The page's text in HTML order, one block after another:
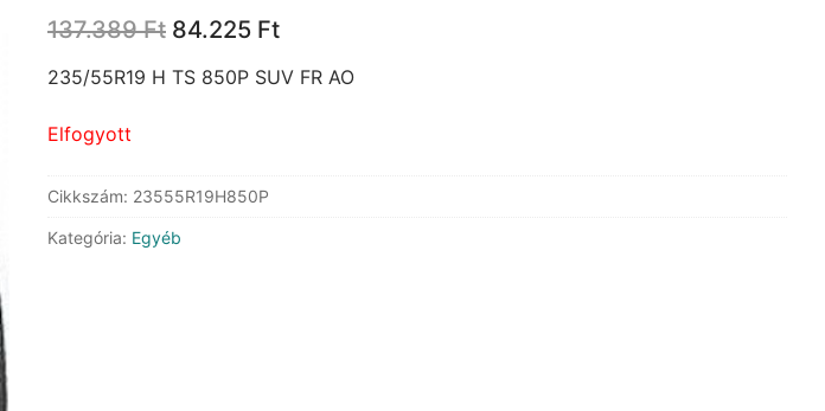
137.389Ft Original
was:
84.225 FtCurrent
is:
235/55R19 H TS 850P SUV FR AO
Elfogyott
Cikkszám: 23555R19H850P
Kategória: Egyéb